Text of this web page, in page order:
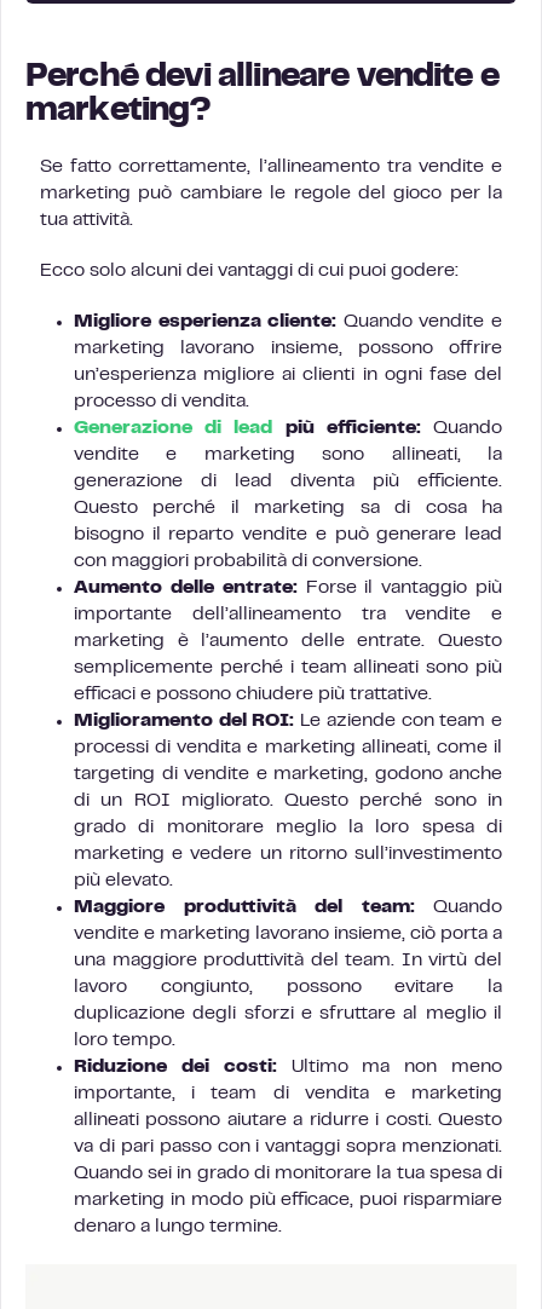
Perché devi allineare vendite e
marketing?
Se fatto correttamente, l’allineamento tra vendite e
marketing può cambiare le regole del gioco per la
tua attività.
Ecco solo alcuni dei vantaggi di cui puoi godere:
Migliore esperienza cliente: Quando vendite e
marketing lavorano insieme, possono offrire
un’esperienza migliore ai clienti in ogni fase del
processo di vendita.
Generazione di lead
più efficiente:Quando
vendite e marketing sono allineati, la
generazione di lead diventa più efficiente.
Questo perché il marketing sa di cosa ha
bisogno il reparto vendite e può generare lead
con maggiori probabilità di conversione.
Aumento delle entrate:Forse il vantaggio più
importante dell’allineamento tra vendite e
marketing è l’aumento delle entrate. Questo
semplicemente perché i team allineati sono più
efficaci e possono chiudere più trattative.
Miglioramento del ROI: Le aziende con team e
processi di vendita e marketing allineati, come il
targeting di vendite e marketing, godono anche
di un ROI migliorato. Questo perché sono in
grado di monitorare meglio la loro spesa di
marketing e vedere un ritorno sull’investimento
più elevato.
Maggiore produttività del team:Quando
vendite e marketing lavorano insieme, ciò porta a
una maggiore produttività del team. In virtù del
lavoro congiunto, possono evitare la
duplicazione degli sforzi e sfruttare al meglio il
loro tempo.
Riduzione dei costi:Ultimo ma non meno
importante, i team di vendita e marketing
allineati possono aiutare a ridurre i costi. Questo
va di pari passo con i vantaggi sopra menzionati.
Quando sei in grado di monitorare la tua spesa di
marketing in modo più efficace, puoi risparmiare
denaro a lungo termine.